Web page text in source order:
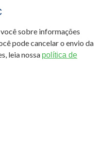
sobre informações
pode cancelar o envio da
leia nossa política de